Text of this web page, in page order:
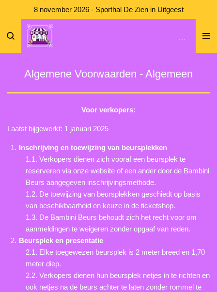
direct
naar
Welkom bij de Bambini Beurs
8 november 2026 - Sporthal De Zien in Uitgeest
Algemene Voorwaarden - Algemeen
Voor verkopers:
Laatst bijgewerkt: 1 januari 2025
Inschrijving en toewijzing van beursplekken
1.1. Verkopers dienen zich vooraf een beursplek te
reserveren via onze website of een ander door de Bambini
Beurs aangegeven inschrijvingsmethode.
1.2. De toewijzing van beursplekken geschiedt op basis
van beschikbaarheid en keuze in de ticketshop.
1.3. De Bambini Beurs behoudt zich het recht voor om
aanmeldingen te weigeren zonder opgaaf van reden.
Beursplek en presentatie
2.1. Elke toegewezen beursplek is 2 meter breed en 1,70
meter diep.
2.2. Verkopers dienen hun beursplek netjes in te richten en
ook netjes na de beurs achter te laten zonder rommel te